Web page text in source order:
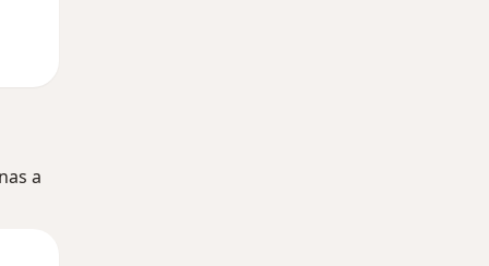
a